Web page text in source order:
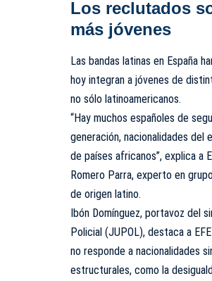
Los reclutados
más jóvenes
Las bandas latinas en España
hoy integran a jóvenes de
no sólo latinoamericanos.
“Hay muchos españoles de
generación, nacionalidades del
de países africanos”, explica a
Romero Parra, experto en
de origen latino.
Ibón Domínguez, portavoz del
Policial (JUPOL), destaca a
no responde a nacionalidades
estructurales, como la